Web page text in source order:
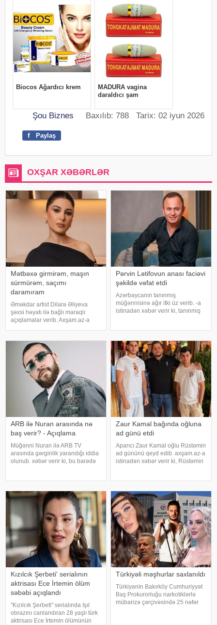
Şou Biznes Baxılıb: 788 Tarix: 02 iyun 2026
f Paylaş
OXŞAR XƏBƏRLƏR
Mətbəxə girmirəm, maşın
sürmürəm, saçımı
daramıram
Əməkdar artist Dilarə Əliyeva
şəxsi həyatı ilə bağlı maraqlı
açıqlamalar verib. Axşam.az-a
avtomobil idarə etmədiyini deyib.
O, sürücü ilə hərəkə
Pərvin Lətifovun anası faciəvi
şəkildə vəfat etdi
Azərbaycanın tanınmış
müğənnisinə ağır itki üz verib. -a
istinadən xəbər verir ki, tanınmış
məxsus bağ sahəsində çalışarkən
əlinə bata
ARB ilə Nuran arasında nə
baş verir? - Açıqlama
Müğənni Nuran ilə ARB TV
arasında gərginlik yarandığı iddia
olunub. xəbər verir ki, bu barədə
alınmış görüntü və
açıqlamalarının heç bir rəsm
Zaur Kamal bağında oğluna
ad günü etdi
Aparıcı Zaur Kamal oğlu Rüstəmin
ad gününü qeyd edib. axşam.az-a
istinadən xəbər verir ki, Rüstəmin
Daha sonra isə Zaur ailəsi il
Kızılcık Şerbeti' serialının
aktrisası Ece İrtemin ölüm
səbəbi açıqlandı
"Kızılcık Şerbeti" serialında Işıl
obrazını canlandıran 28 yaşlı türk
aktrisası Ece İrtemin ölümünün
Türkiyəli məşhurlar saxlanıldı
Türkiyənin Bakırköy Cumhuriyyət
Baş Prokurorluğu narkotiklərlə
mübarizə çərçivəsində 25 nəfər